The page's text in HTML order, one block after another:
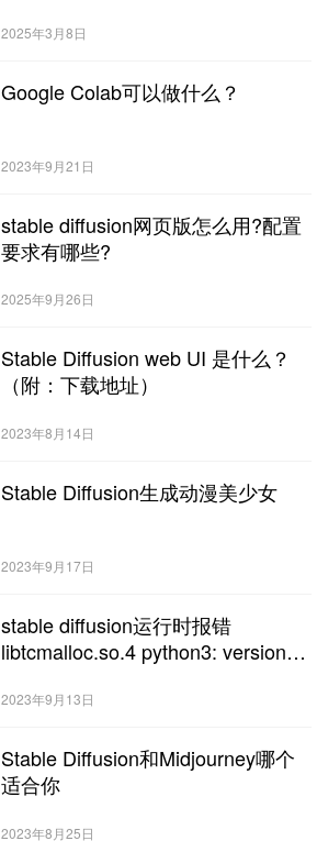
2025年3月8日
Google Colab可以做什么？
2023年9月21日
stable diffusion网页版怎么用?配置
要求有哪些?
2025年9月26日
Stable Diffusion web UI 是什么？
（附：下载地址）
2023年8月14日
Stable Diffusion生成动漫美少女
2023年9月17日
stable diffusion运行时报错
libtcmalloc.so.4 python3: version
(required by
2023年9月13日
Stable Diffusion和Midjourney哪个
适合你
2023年8月25日